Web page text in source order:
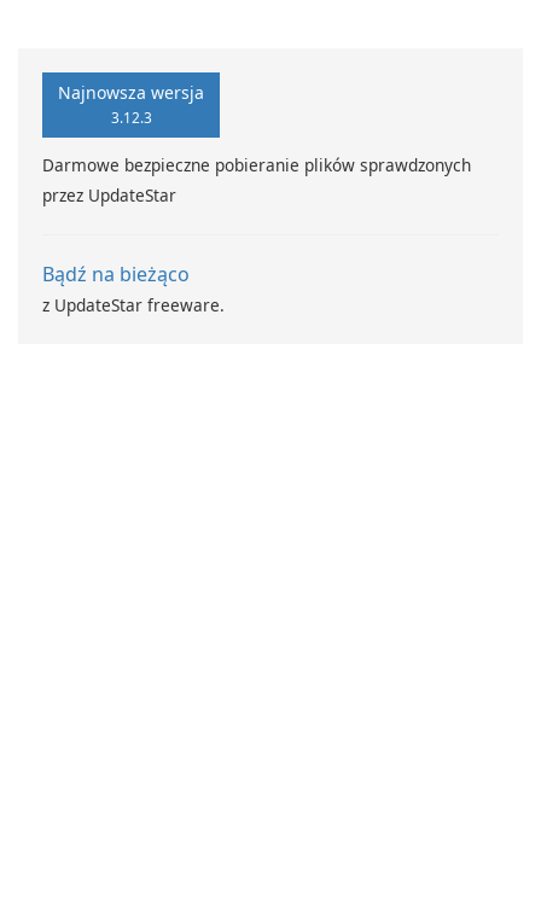
Najnowsza wersja
3.12.3
Darmowe bezpieczne pobieranie plików sprawdzonych
przez UpdateStar
Bądź na bieżąco
z UpdateStar freeware.